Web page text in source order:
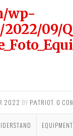
wp-
09/
2022 BY PΛTRIOT. 0
EQUIPMENT